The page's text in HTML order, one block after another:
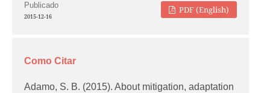
PDF (English)
Publicado
2015-12-16
Como Citar
Adamo, S. B. (2015). About mitigation, adaptation